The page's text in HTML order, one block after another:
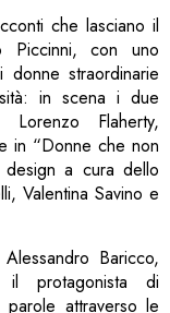
che lasciano il
Piccinni, con uno
straordinarie
in scena i due
Flaherty,
in “Donne che non
a cura dello
Valentina Savino e
Baricco,
protagonista di
attraverso le